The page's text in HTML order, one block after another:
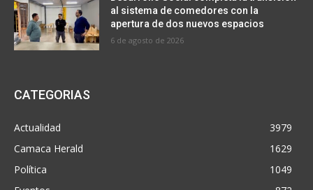
al sistema de comedores con la
apertura de dos nuevos espacios
6 de agosto de 2026
CATEGORIAS
Actualidad
3979
Camaca Herald
1629
Política
1049